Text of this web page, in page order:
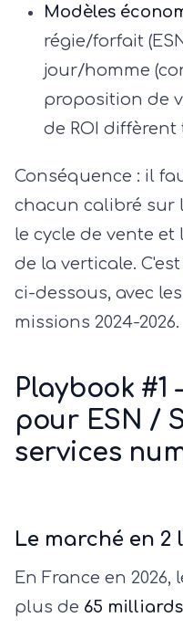
Modèles
régie/forfait
jour/homme
proposition de
de ROI
Conséquence : il
chacun calibré sur
le cycle de vente
de la verticale.
ci-dessous, avec
missions 2024-2026.
Playbook
pour ESN /
services
Le marché en 2
En France en 2026,
plus de 65